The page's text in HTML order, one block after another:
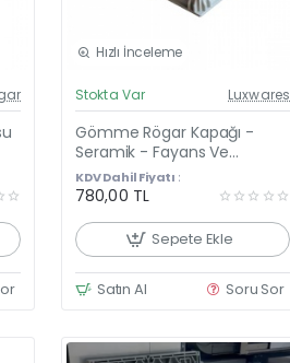
Hızlı İnceleme
Çok Satan
Stokta Var Luxwares
Gömme Rögar Kapağı -
Seramik - Fayans Ve
Mermer Zeminlerde Gizli
Çerçeve Kapak 55 x 55 -
ÇİFT KULPLU
KDV Dahil Fiyatı :
780,00 TL
Sepete Ekle
Satın Al Soru Sor